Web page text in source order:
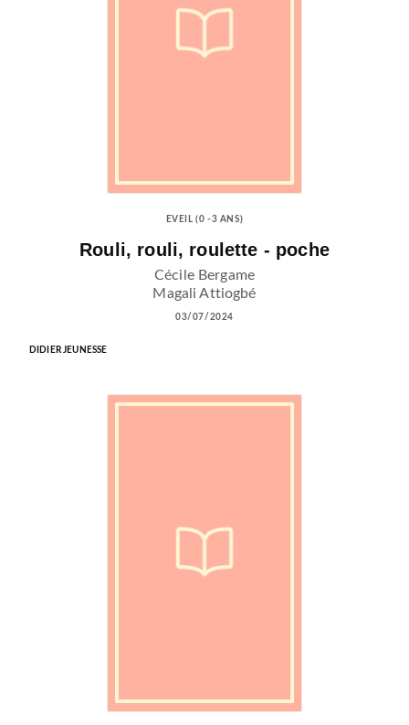
EVEIL (0 -3 ANS)
Rouli, rouli, roulette - poche
Cécile Bergame
Magali Attiogbé
03/07/2024
DIDIER JEUNESSE